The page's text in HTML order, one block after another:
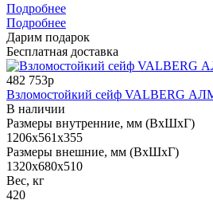
Подробнее
Подробнее
Дарим подарок
Бесплатная доставка
482 753р
Взломостойкий сейф VALBERG
В наличии
Размеры внутренние, мм (ВхШхГ)
1206x561x355
Размеры внешние, мм (ВхШхГ)
1320x680x510
Вес, кг
420